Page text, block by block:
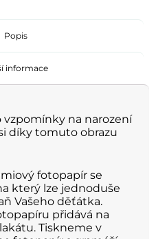
Popis
informace
na narození
díky tomuto obrazu
fotopapír se
který lze jednoduše
Vašeho děťátka.
přidává na
Tiskneme v